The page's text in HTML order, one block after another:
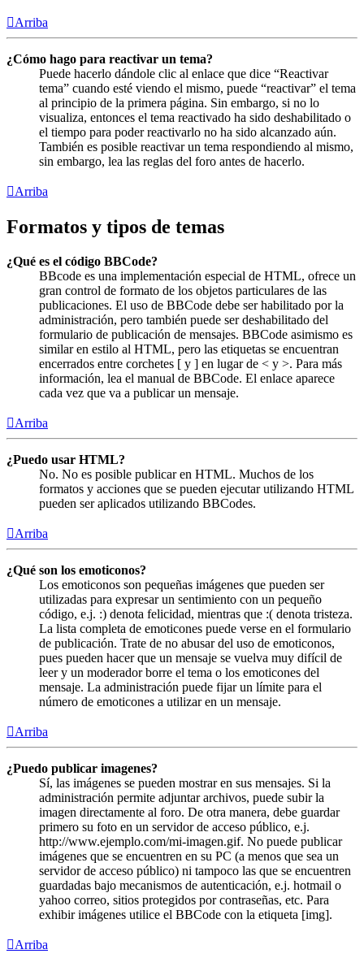
Arriba
¿Cómo hago para reactivar un tema?
Puede hacerlo dándole clic al enlace que dice “Reactivar
tema” cuando esté viendo el mismo, puede “reactivar” el tema
al principio de la primera página. Sin embargo, si no lo
visualiza, entonces el tema reactivado ha sido deshabilitado o
el tiempo para poder reactivarlo no ha sido alcanzado aún.
También es posible reactivar un tema respondiendo al mismo,
sin embargo, lea las reglas del foro antes de hacerlo.
Arriba
Formatos y tipos de temas
¿Qué es el código BBCode?
BBcode es una implementación especial de HTML, ofrece un
gran control de formato de los objetos particulares de las
publicaciones. El uso de BBCode debe ser habilitado por la
administración, pero también puede ser deshabilitado del
formulario de publicación de mensajes. BBCode asimismo es
similar en estilo al HTML, pero las etiquetas se encuentran
encerrados entre corchetes [ y ] en lugar de < y >. Para más
información, lea el manual de BBCode. El enlace aparece
cada vez que va a publicar un mensaje.
Arriba
¿Puedo usar HTML?
No. No es posible publicar en HTML. Muchos de los
formatos y acciones que se pueden ejecutar utilizando HTML
pueden ser aplicados utilizando BBCodes.
Arriba
¿Qué son los emoticonos?
Los emoticonos son pequeñas imágenes que pueden ser
utilizadas para expresar un sentimiento con un pequeño
código, e.j. :) denota felicidad, mientras que :( denota tristeza.
La lista completa de emoticones puede verse en el formulario
de publicación. Trate de no abusar del uso de emoticonos,
pues pueden hacer que un mensaje se vuelva muy difícil de
leer y un moderador borre el tema o los emoticones del
mensaje. La administración puede fijar un límite para el
número de emoticones a utilizar en un mensaje.
Arriba
¿Puedo publicar imagenes?
Sí, las imágenes se pueden mostrar en sus mensajes. Si la
administración permite adjuntar archivos, puede subir la
imagen directamente al foro. De otra manera, debe guardar
primero su foto en un servidor de acceso público, e.j.
http://www.ejemplo.com/mi-imagen.gif. No puede publicar
imágenes que se encuentren en su PC (a menos que sea un
servidor de acceso público) ni tampoco las que se encuentren
guardadas bajo mecanismos de autenticación, e.j. hotmail o
yahoo correo, sitios protegidos por contraseñas, etc. Para
exhibir imágenes utilice el BBCode con la etiqueta [img].
Arriba